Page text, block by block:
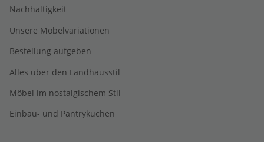
Nachhaltigkeit
Unsere Möbelvariationen
Bestellung aufgeben
Alles über den Landhausstil
Möbel im nostalgischem Stil
Einbau- und Pantryküchen